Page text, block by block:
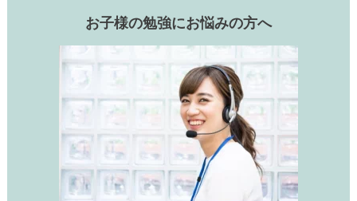
お子様の勉強にお悩みの方へ